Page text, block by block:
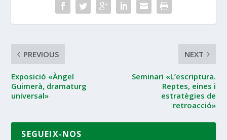
PREVIOUS
Exposició «Àngel
Guimerà, dramaturg
universal»
NEXT
Seminari «L’escriptura.
Reptes, eines i
estratègies de
retroacció»
SEGUEIX-NOS